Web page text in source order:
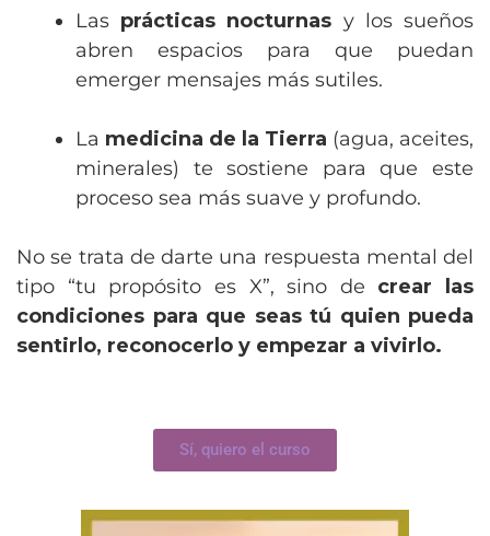
Las prácticas nocturnas y los sueños
abren espacios para que puedan
emerger mensajes más sutiles.
La medicina de la Tierra (agua, aceites,
minerales) te sostiene para que este
proceso sea más suave y profundo.
No se trata de darte una respuesta mental del
tipo “tu propósito es X”, sino de crear las
condiciones para que seas tú quien pueda
sentirlo, reconocerlo y empezar a vivirlo.
Sí, quiero el curso